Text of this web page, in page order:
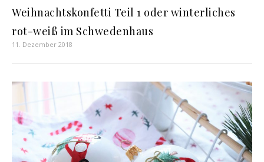
Weihnachtskonfetti Teil 1 oder winterliches
rot-weiß im Schwedenhaus
11. Dezember 2018